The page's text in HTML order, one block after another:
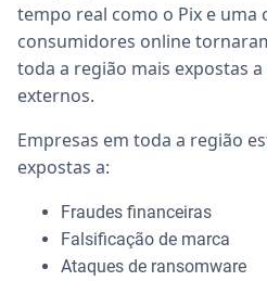
tempo real como o Pix e uma
consumidores online
toda a região mais expostas
externos.
Empresas em toda a região
expostas a:
Fraudes financeiras
Falsificação de marca
Ataques de ransomware